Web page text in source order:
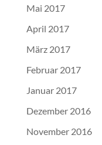
Mai 2017
April 2017
März 2017
Februar 2017
Januar 2017
Dezember 2016
November 2016